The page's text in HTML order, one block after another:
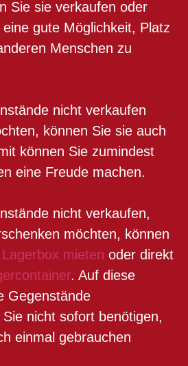
Sie sie verkaufen oder
gute Möglichkeit, Platz
Menschen zu
nicht verkaufen
können Sie sie auch
können Sie zumindest
eine Freude machen.
nicht verkaufen,
möchten, können
Lagerbox mieten oder direkt
. Auf diese
Gegenstände
nicht sofort benötigen,
einmal gebrauchen